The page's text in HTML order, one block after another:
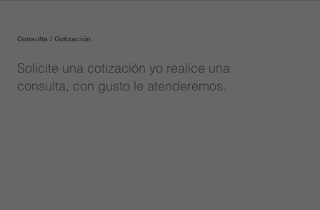
Consulta / Cotización
Solicite una cotización yo realice una
consulta, con gusto le atenderemos.